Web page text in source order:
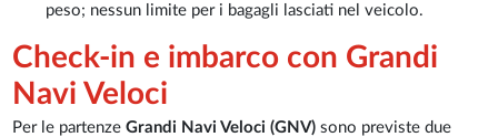
peso; nessun limite per i bagagli lasciati nel veicolo.
Check-in e imbarco con Grandi
Navi Veloci
Per le partenzeGrandi Navi Veloci (GNV) sono previste due